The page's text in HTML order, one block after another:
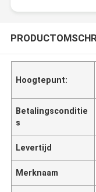
Hoogtepunt:
Betalingsconditie
s
Levertijd
Merknaam